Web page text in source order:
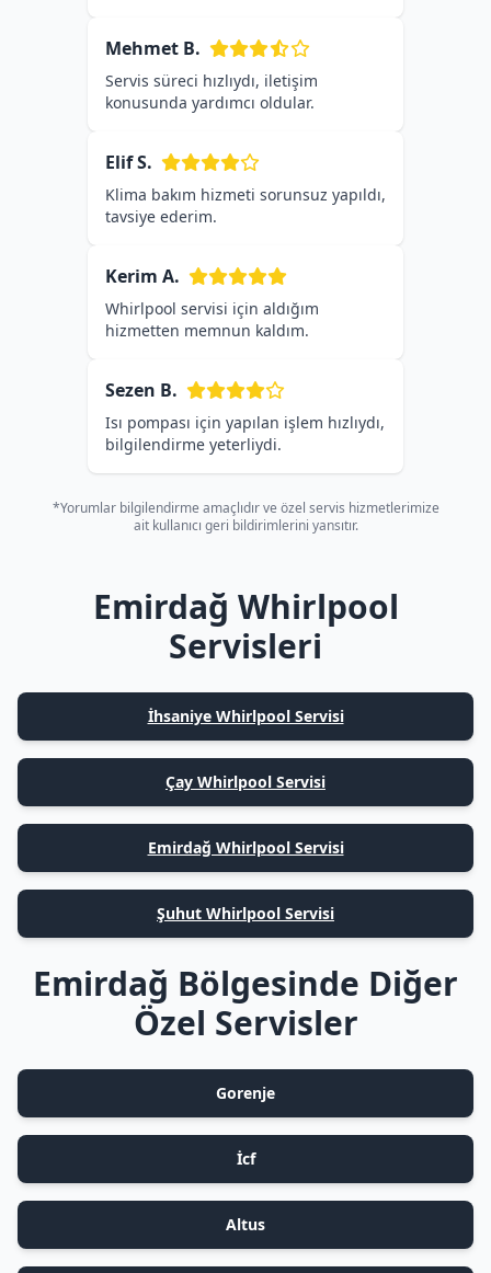
Mehmet B.
Servis süreci hızlıydı, iletişim
konusunda yardımcı oldular.
Elif S.
Klima bakım hizmeti sorunsuz yapıldı,
tavsiye ederim.
Kerim A.
Whirlpool servisi için aldığım
hizmetten memnun kaldım.
Sezen B.
Isı pompası için yapılan işlem hızlıydı,
bilgilendirme yeterliydi.
*Yorumlar bilgilendirme amaçlıdır ve özel servis hizmetlerimize
ait kullanıcı geri bildirimlerini yansıtır.
Emirdağ Whirlpool
Servisleri
İhsaniye Whirlpool Servisi
Çay Whirlpool Servisi
Emirdağ Whirlpool Servisi
Şuhut Whirlpool Servisi
Emirdağ Bölgesinde Diğer
Özel Servisler
Gorenje
İcf
Altus